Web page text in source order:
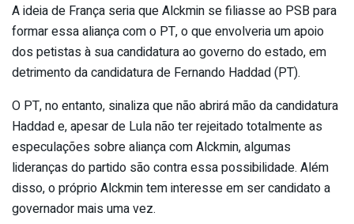
A ideia de França seria que Alckmin se filiasse ao PSB para
formar essa aliança com o PT, o que envolveria um apoio
dos petistas à sua candidatura ao governo do estado, em
detrimento da candidatura de Fernando Haddad (PT).
O PT, no entanto, sinaliza que não abrirá mão da candidatura
Haddad e, apesar de Lula não ter rejeitado totalmente as
especulações sobre aliança com Alckmin, algumas
lideranças do partido são contra essa possibilidade. Além
disso, o próprio Alckmin tem interesse em ser candidato a
governador mais uma vez.